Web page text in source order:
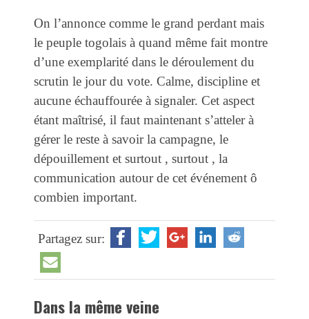
On l’annonce comme le grand perdant mais
le peuple togolais à quand même fait montre
d’une exemplarité dans le déroulement du
scrutin le jour du vote. Calme, discipline et
aucune échauffourée à signaler. Cet aspect
étant maîtrisé, il faut maintenant s’atteler à
gérer le reste à savoir la campagne, le
dépouillement et surtout , surtout , la
communication autour de cet événement ô
combien important.
Partagez sur:
Dans la même veine